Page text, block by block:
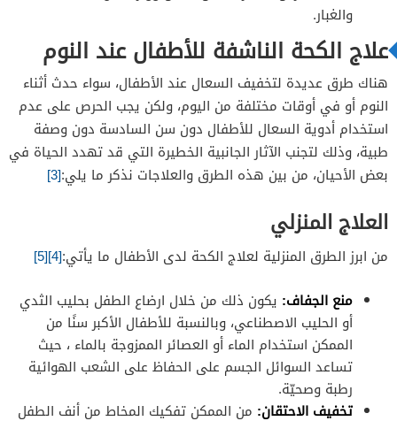
والغبار.
علاج الكحة الناشفة للأطفال عند النوم
هناك طرق عديدة لتخفيف السعال عند الأطفال، سواء حدث أثناء
النوم أو في أوقات مختلفة من اليوم، ولكن يجب الحرص على عدم
استخدام أدوية السعال للأطفال دون سن السادسة دون وصفة
طبية، وذلك لتجنب الآثار الجانبية الخطيرة التي قد تهدد الحياة في
بعض الأحيان، من بين هذه الطرق والعلاجات نذكر ما يلي:[3]
العلاج المنزلي
من ابرز الطرق المنزلية لعلاج الكحة لدى الأطفال ما يأتي:[4]
[5]
منع الجفاف: يكون ذلك من خلال ارضاع الطفل بحليب الثدي
أو الحليب الاصطناعي، وبالنسبة للأطفال الأكبر سنًا من
الممكن استخدام الماء أو العصائر الممزوجة بالماء ، حيث
تساعد السوائل الجسم على الحفاظ على الشعب الهوائية
رطبة وصحيّة.
تخفيف الاحتقان: من الممكن تفكيك المخاط من أنف الطفل